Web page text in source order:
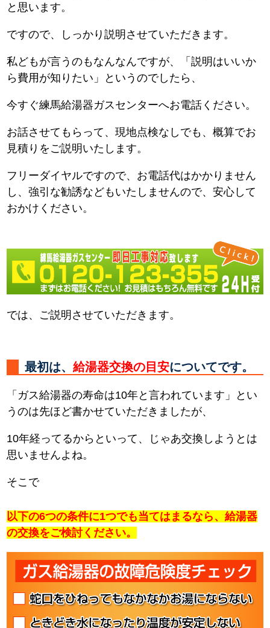
と思います。
ですので、しっかり説明させていただきます。
私どもが言うのもなんなんですが、「説明はいいか
ら費用が知りたい」というのでしたら、
今すぐ練馬給湯器ガスセンターへお電話ください。
お話させてもらって、現地点検なしでも、概算でお
見積りをご説明いたします。
フリーダイヤルですので、お電話代はかかりません
し、強引な勧誘などもいたしませんので、安心して
おかけください。
では、ご説明させていただきます。
最初は、給湯器交換の目安についてです。
「ガス給湯器の寿命は10年と言われています」とい
うのは先ほど書かせていただきましたが、
10年経ってるからといって、じゃあ交換しようとは
思いませんよね。
そこで
以下の6つの条件に1つでも当てはまるなら、給湯器
の交換をご検討ください。